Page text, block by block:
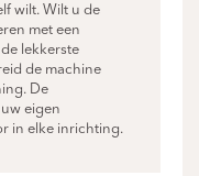
wilt. Wilt u de
met een
lekkerste
de machine
De
eigen
in elke inrichting.